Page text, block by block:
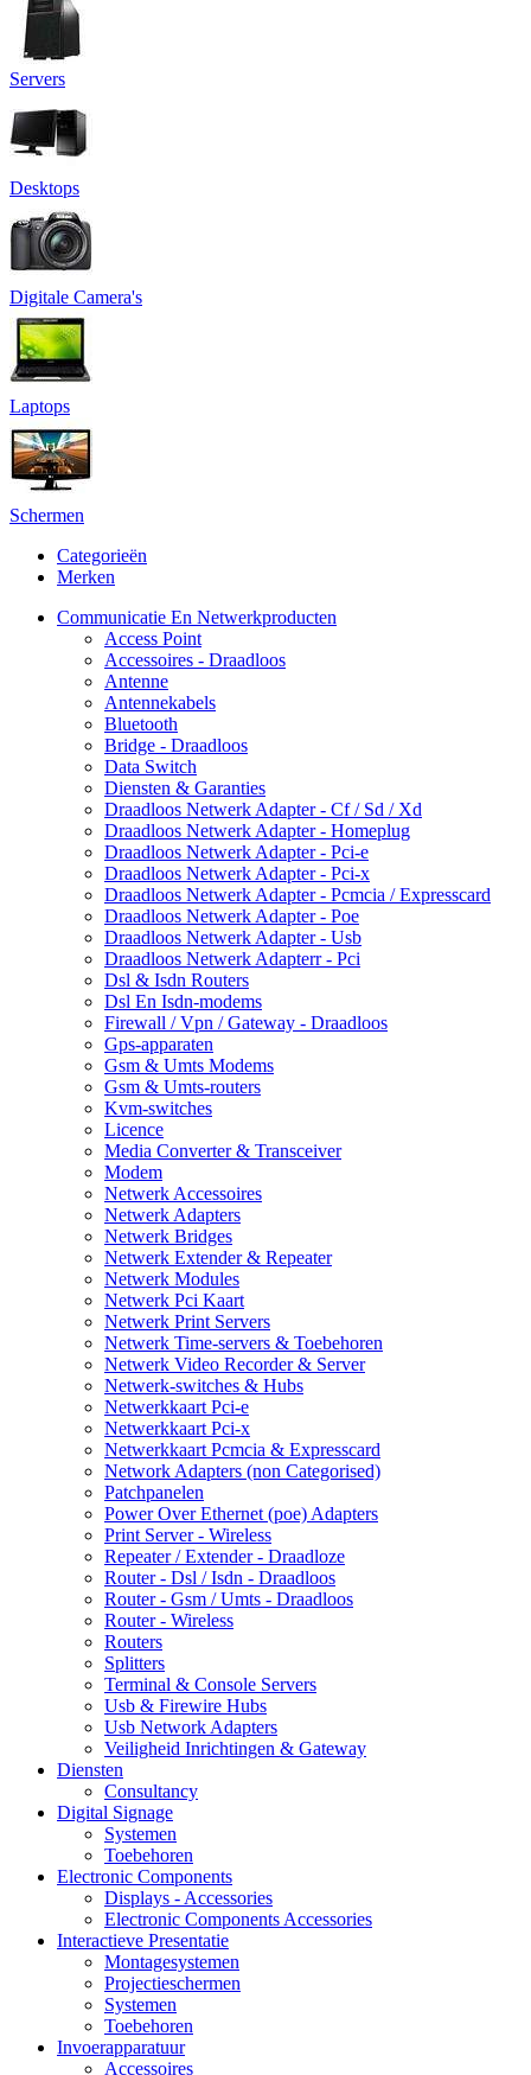
Servers
Desktops
Digitale Camera's
Laptops
Schermen
Categorieën
Merken
Communicatie En Netwerkproducten
Access Point
Accessoires - Draadloos
Antenne
Antennekabels
Bluetooth
Bridge - Draadloos
Data Switch
Diensten & Garanties
Draadloos Netwerk Adapter - Cf / Sd / Xd
Draadloos Netwerk Adapter - Homeplug
Draadloos Netwerk Adapter - Pci-e
Draadloos Netwerk Adapter - Pci-x
Draadloos Netwerk Adapter - Pcmcia / Expresscard
Draadloos Netwerk Adapter - Poe
Draadloos Netwerk Adapter - Usb
Draadloos Netwerk Adapterr - Pci
Dsl & Isdn Routers
Dsl En Isdn-modems
Firewall / Vpn / Gateway - Draadloos
Gps-apparaten
Gsm & Umts Modems
Gsm & Umts-routers
Kvm-switches
Licence
Media Converter & Transceiver
Modem
Netwerk Accessoires
Netwerk Adapters
Netwerk Bridges
Netwerk Extender & Repeater
Netwerk Modules
Netwerk Pci Kaart
Netwerk Print Servers
Netwerk Time-servers & Toebehoren
Netwerk Video Recorder & Server
Netwerk-switches & Hubs
Netwerkkaart Pci-e
Netwerkkaart Pci-x
Netwerkkaart Pcmcia & Expresscard
Network Adapters (non Categorised)
Patchpanelen
Power Over Ethernet (poe) Adapters
Print Server - Wireless
Repeater / Extender - Draadloze
Router - Dsl / Isdn - Draadloos
Router - Gsm / Umts - Draadloos
Router - Wireless
Routers
Splitters
Terminal & Console Servers
Usb & Firewire Hubs
Usb Network Adapters
Veiligheid Inrichtingen & Gateway
Diensten
Consultancy
Digital Signage
Systemen
Toebehoren
Electronic Components
Displays - Accessories
Electronic Components Accessories
Interactieve Presentatie
Montagesystemen
Projectieschermen
Systemen
Toebehoren
Invoerapparatuur
Accessoires